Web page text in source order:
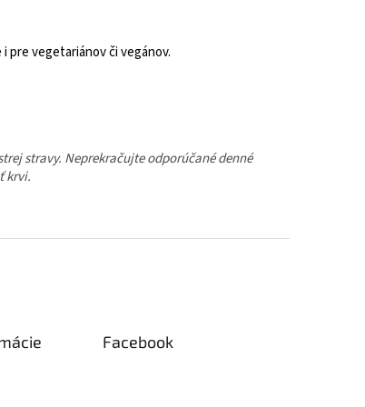
pre vegetariánov či vegánov.
stravy. Neprekračujte odporúčané denné
krvi.
Facebook